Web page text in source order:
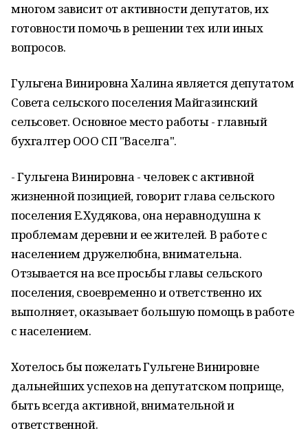
многом зависит от активности депутатов, их
готовности помочь в решении тех или иных
вопросов.
Гульгена Винировна Халина является депутатом
Совета сельского поселения Майгазинский
сельсовет. Основное место работы - главный
бухгалтер ООО СП "Васелга".
- Гульгена Винировна - человек с активной
жизненной позицией, говорит глава сельского
поселения Е.Худякова, она неравнодушна к
проблемам деревни и ее жителей. В работе с
населением дружелюбна, внимательна.
Отзывается на все просьбы главы сельского
поселения, своевременно и ответственно их
выполняет, оказывает большую помощь в работе
с населением.
Хотелось бы пожелать Гульгене Винировне
дальнейших успехов на депутатском поприще,
быть всегда активной, внимательной и
ответственной.